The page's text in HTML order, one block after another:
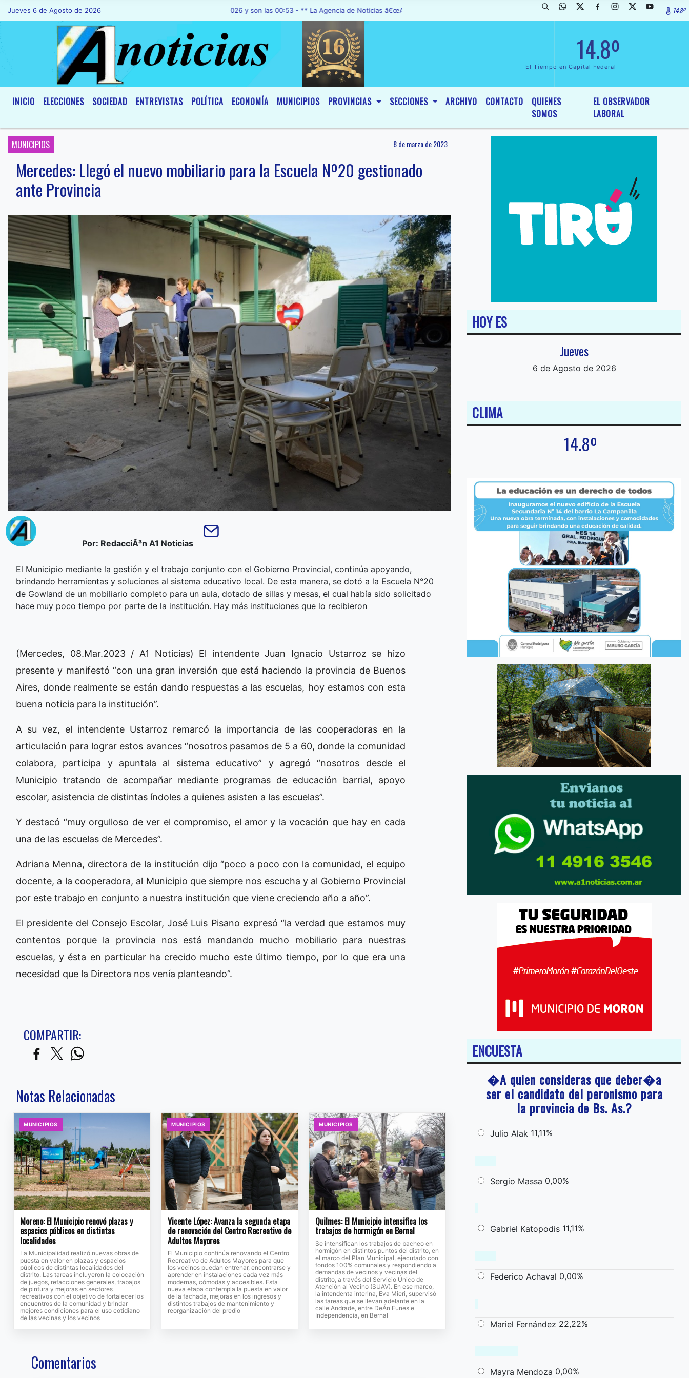
Jueves 6 de Agosto de 2026Hoy es Jueves 6 de Agosto de 2026 y son las 00:53 - ** La Agencia de Noticias â€œA1 Noticiasâ€, fue declarada de InterÃ©s General y Legislativo, por Ordenanza NÂº 6236/19 del14.8º
14.8º
El Tiempo en Capital Federal
INICIO ELECCIONES SOCIEDAD ENTREVISTAS POLÍTICA ECONOMÍA MUNICIPIOS PROVINCIAS SECCIONES ARCHIVO CONTACTO
QUIENES
SOMOS
EL OBSERVADOR
LABORAL
MUNICIPIOS 8 de marzo de 2023
Mercedes: Llegó el nuevo mobiliario para la Escuela Nº20 gestionado
ante Provincia
Por: RedacciÃ³n A1 Noticias
El Municipio mediante la gestión y el trabajo conjunto con el Gobierno Provincial, continúa apoyando,
brindando herramientas y soluciones al sistema educativo local. De esta manera, se dotó a la Escuela N°20
de Gowland de un mobiliario completo para un aula, dotado de sillas y mesas, el cual había sido solicitado
hace muy poco tiempo por parte de la institución. Hay más instituciones que lo recibieron
(Mercedes, 08.Mar.2023 / A1 Noticias) El intendente Juan Ignacio Ustarroz se hizo
presente y manifestó “con una gran inversión que está haciendo la provincia de Buenos
Aires, donde realmente se están dando respuestas a las escuelas, hoy estamos con esta
buena noticia para la institución”.
A su vez, el intendente Ustarroz remarcó la importancia de las cooperadoras en la
articulación para lograr estos avances “nosotros pasamos de 5 a 60, donde la comunidad
colabora, participa y apuntala al sistema educativo” y agregó “nosotros desde el
Municipio tratando de acompañar mediante programas de educación barrial, apoyo
escolar, asistencia de distintas índoles a quienes asisten a las escuelas”.
Y destacó “muy orgulloso de ver el compromiso, el amor y la vocación que hay en cada
una de las escuelas de Mercedes”.
Adriana Menna, directora de la institución dijo “poco a poco con la comunidad, el equipo
docente, a la cooperadora, al Municipio que siempre nos escucha y al Gobierno Provincial
por este trabajo en conjunto a nuestra institución que viene creciendo año a año”.
El presidente del Consejo Escolar, José Luis Pisano expresó “la verdad que estamos muy
contentos porque la provincia nos está mandando mucho mobiliario para nuestras
escuelas, y ésta en particular ha crecido mucho este último tiempo, por lo que era una
necesidad que la Directora nos venía planteando”.
COMPARTIR:
Notas Relacionadas
MUNICIPIOS
Moreno: El Municipio renovó plazas y
espacios públicos en distintas
localidades
La Municipalidad realizó nuevas obras de
puesta en valor en plazas y espacios
públicos de distintas localidades del
distrito. Las tareas incluyeron la colocación
de juegos, refacciones generales, trabajos
de pintura y mejoras en sectores
recreativos con el objetivo de fortalecer los
encuentros de la comunidad y brindar
mejores condiciones para el uso cotidiano
de las vecinas y los vecinos
MUNICIPIOS
Vicente López: Avanza la segunda etapa
de renovación del Centro Recreativo de
Adultos Mayores
El Municipio continúa renovando el Centro
Recreativo de Adultos Mayores para que
los vecinos puedan entrenar, encontrarse y
aprender en instalaciones cada vez más
modernas, cómodas y accesibles. Esta
nueva etapa contempla la puesta en valor
de la fachada, mejoras en los ingresos y
distintos trabajos de mantenimiento y
reorganización del predio
MUNICIPIOS
Quilmes: El Municipio intensifica los
trabajos de hormigón en Bernal
Se intensifican los trabajos de bacheo en
hormigón en distintos puntos del distrito, en
el marco del Plan Municipal, ejecutado con
fondos 100% comunales y respondiendo a
demandas de vecinos y vecinas del
distrito, a través del Servicio Único de
Atención al Vecino (SUAV). En ese marco,
la intendenta interina, Eva Mieri, supervisó
las tareas que se llevan adelante en la
calle Andrade, entre DeÁn Funes e
Independencia, en Bernal
Comentarios
HOY ES
Jueves
6 de Agosto de 2026
CLIMA
14.8º
ENCUESTA
�A quien consideras que deber�a
ser el candidato del peronismo para
la provincia de Bs. As.?
Julio Alak 11,11%
Sergio Massa 0,00%
Gabriel Katopodis 11,11%
Federico Achaval 0,00%
Mariel Fernández 22,22%
Mayra Mendoza 0,00%